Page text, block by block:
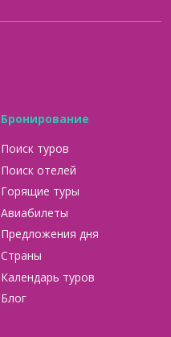
Бронирование
Поиск туров
Поиск отелей
Горящие туры
Авиабилеты
Предложения дня
Страны
Календарь туров
Блог